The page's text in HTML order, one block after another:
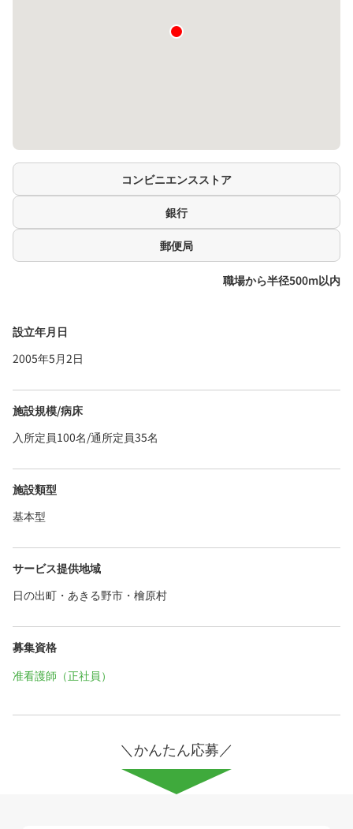
コンビニエンスストア
銀行
郵便局
職場から半径500m以内
設立年月日
2005年5月2日
施設規模/病床
入所定員100名/通所定員35名
施設類型
基本型
サービス提供地域
日の出町・あきる野市・檜原村
募集資格
准看護師（正社員）
＼かんたん応募／